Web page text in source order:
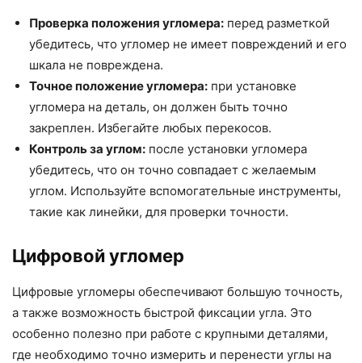
Проверка положения угломера: перед разметкой
убедитесь, что угломер не имеет повреждений и его
шкала не повреждена.
Точное положение угломера: при установке
угломера на деталь, он должен быть точно
закреплен. Избегайте любых перекосов.
Контроль за углом: после установки угломера
убедитесь, что он точно совпадает с желаемым
углом. Используйте вспомогательные инструменты,
такие как линейки, для проверки точности.
Цифровой угломер
Цифровые угломеры обеспечивают большую точность,
а также возможность быстрой фиксации угла. Это
особенно полезно при работе с крупными деталями,
где необходимо точно измерить и перенести углы на